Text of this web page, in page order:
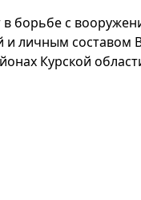
борьбе с
и личным составом
Курской